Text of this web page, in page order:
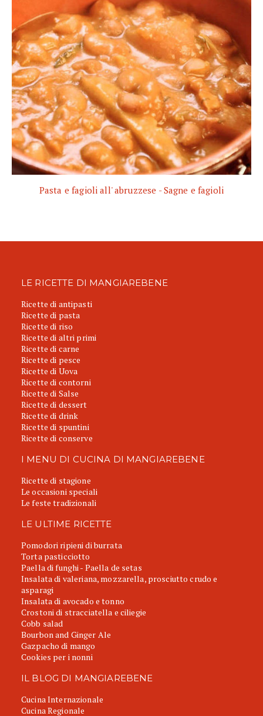
Pasta e fagioli all' abruzzese - Sagne e fagioli
LE RICETTE DI MANGIAREBENE
Ricette di antipasti
Ricette di pasta
Ricette di riso
Ricette di altri primi
Ricette di carne
Ricette di pesce
Ricette di Uova
Ricette di contorni
Ricette di Salse
Ricette di dessert
Ricette di drink
Ricette di spuntini
Ricette di conserve
I MENU DI CUCINA DI MANGIAREBENE
Ricette di stagione
Le occasioni speciali
Le feste tradizionali
LE ULTIME RICETTE
Pomodori ripieni di burrata
Torta pasticciotto
Paella di funghi - Paella de setas
Insalata di valeriana, mozzarella, prosciutto crudo e
asparagi
Insalata di avocado e tonno
Crostoni di stracciatella e ciliegie
Cobb salad
Bourbon and Ginger Ale
Gazpacho di mango
Cookies per i nonni
IL BLOG DI MANGIAREBENE
Cucina Internazionale
Cucina Regionale